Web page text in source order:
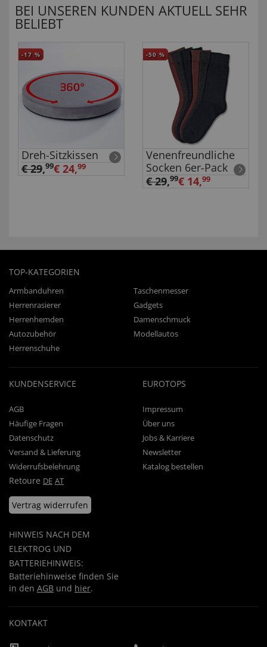
BEI UNSEREN KUNDEN AKTUELL SEHR
BELIEBT
-17 %
Dreh-Sitzkissen
€ 29,99€ 24,99
-50 %
Venenfreundliche
Socken 6er-Pack
€ 29,99€ 14,99
TOP-KATEGORIEN
Armbanduhren
Taschenmesser
Herrenrasierer
Gadgets
Herrenhemden
Damenschmuck
Autozubehör
Modellautos
Herrenschuhe
KUNDENSERVICE
AGB
Häufige Fragen
Datenschutz
Versand & Lieferung
Widerrufsbelehrung
Retoure DE AT
Vertrag widerrufen
HINWEIS NACH DEM
ELEKTROG UND
BATTERIEHINWEIS:
Batteriehinweise finden Sie
in den AGB und hier.
EUROTOPS
Impressum
Über uns
Jobs & Karriere
Newsletter
Katalog bestellen
KONTAKT